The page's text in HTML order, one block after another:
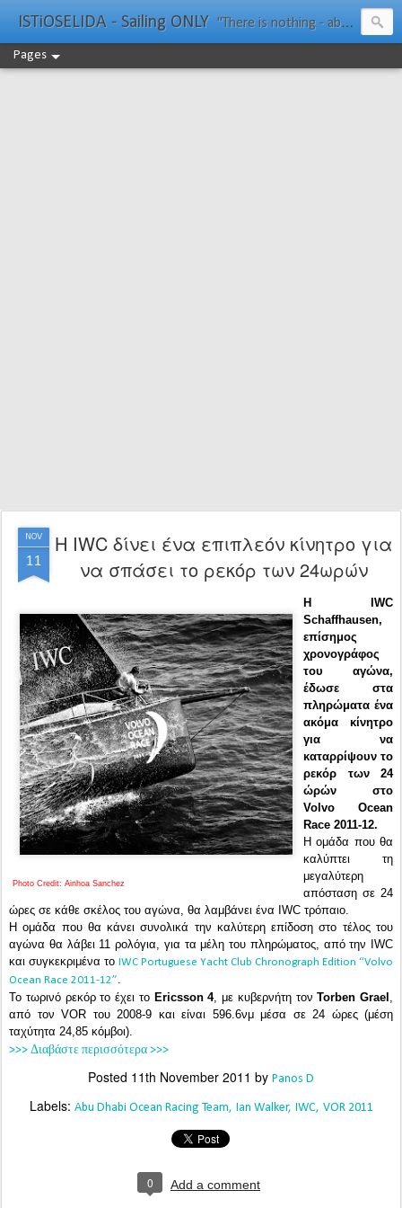
ISTiOSELIDA - Sailing ONLY "There is nothing - absolutely nothing - half so much worth doing as simply messing about in boats." Water Rat, Kenneth Grahame
Pages
NOV
11
H IWC δίνει ένα επιπλεόν κίνητρο για
να σπάσει το ρεκόρ των 24ωρών
Photo Credit: Ainhoa Sanchez
Η IWC
Schaffhausen,
επίσημος
χρονογράφος
του αγώνα,
έδωσε στα
πληρώματα ένα
ακόμα κίνητρο
για να
καταρρίψουν το
ρεκόρ των 24
ώρών στο
Volvo Ocean
Race 2011-12.
Η ομάδα που θα
καλύπτει τη
μεγαλύτερη
απόσταση σε 24
ώρες σε κάθε σκέλος του αγώνα, θα λαμβάνει ένα IWC τρόπαιο.
Η ομάδα που θα κάνει συνολικά την καλύτερη επίδοση στο τέλος του
αγώνα θα λάβει 11 ρολόγια, για τα μέλη του πληρώματος, από την IWC
και συγκεκριμένα το IWC Portuguese Yacht Club Chronograph Edition “Volvo
Ocean Race 2011-12”.
Το τωρινό ρεκόρ το έχει το Ericsson 4, με κυβερνήτη τονTorben Grael ,
από τον VOR του 2008-9 και είναι 596.6νμ μέσα σε 24 ώρες (μέση
ταχύτητα 24,85 κόμβοι).
>>> Διαβάστε περισσότερα >>>
Posted 11th November 2011 by Panos D
Labels: Abu Dhabi Ocean Racing Team Ian Walker IWC VOR 2011
0 Add a comment